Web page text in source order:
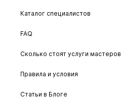
Каталог специалистов
FAQ
Сколько стоят услуги мастеров
Правила и условия
Статьи в Блоге